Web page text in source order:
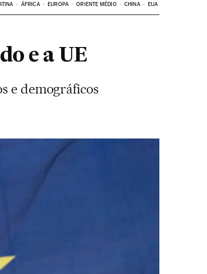
ÁFRICA EUROPA ORIENTE MÉDIO CHINA EUA
e a UE
e demográficos